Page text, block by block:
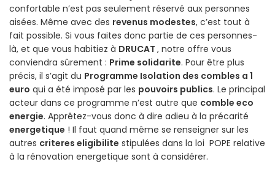
confortable n’est pas seulement réservé aux personnes
aisées. Même avec des revenus modestes, c’est tout à
fait possible. Si vous faites donc partie de ces personnes-
là, et que vous habitiez à DRUCAT , notre offre vous
conviendra sûrement : Prime solidarite. Pour être plus
précis, il s’agit du Programme Isolation des combles a 1
euro qui a été imposé par les pouvoirs publics. Le principal
acteur dans ce programme n’est autre que comble eco
energie. Apprêtez-vous donc à dire adieu à la précarité
energetique ! Il faut quand même se renseigner sur les
autres criteres eligibilite stipulées dans la loi POPE relative
à la rénovation energetique sont à considérer.